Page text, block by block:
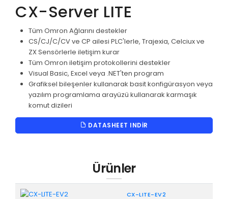
CX-Server LITE
Tüm Omron Ağlarını destekler
CS/CJ/C/CV ve CP ailesi PLC'lerle, Trajexia, Celciux ve
ZX Sensörlerle iletişim kurar
Tüm Omron iletişim protokollerini destekler
Visual Basic, Excel veya .NET'ten program
Grafiksel bileşenler kullanarak basit konfigürasyon veya
yazılım programlama arayüzü kullanarak karmaşık
komut dizileri
DATASHEET INDIR
Ürünler
CX-LITE-EV2